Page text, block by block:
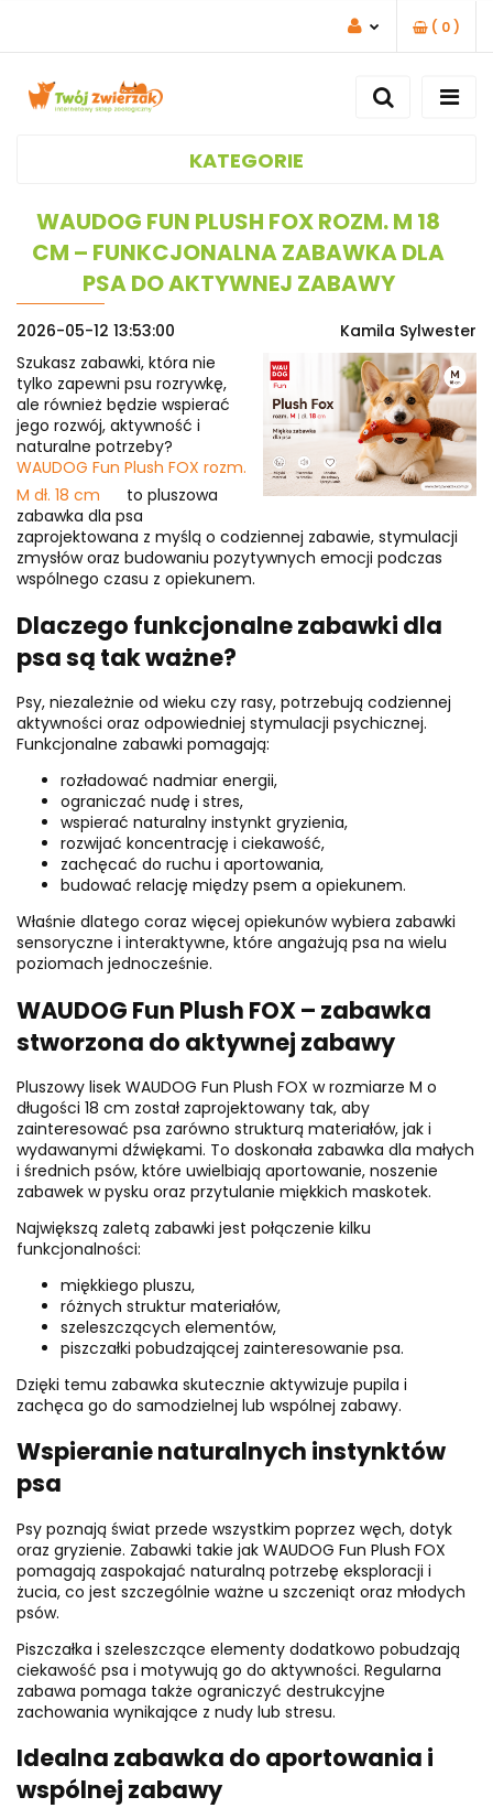
ZALOGUJ SIĘ
( 0 )
KATEGORIE
WAUDOG FUN PLUSH FOX ROZM. M 18
CM – FUNKCJONALNA ZABAWKA DLA
PSA DO AKTYWNEJ ZABAWY
2026-05-12 13:53:00
Kamila Sylwester
Szukasz zabawki, która nie
tylko zapewni psu rozrywkę,
ale również będzie wspierać
jego rozwój, aktywność i
naturalne potrzeby?
WAUDOG Fun Plush FOX rozm.
M dł. 18 cm
to pluszowa
zabawka dla psa
zaprojektowana z myślą o codziennej zabawie, stymulacji
zmysłów oraz budowaniu pozytywnych emocji podczas
wspólnego czasu z opiekunem.
Dlaczego funkcjonalne zabawki dla
psa są tak ważne?
Psy, niezależnie od wieku czy rasy, potrzebują codziennej
aktywności oraz odpowiedniej stymulacji psychicznej.
Funkcjonalne zabawki pomagają:
rozładować nadmiar energii,
ograniczać nudę i stres,
wspierać naturalny instynkt gryzienia,
rozwijać koncentrację i ciekawość,
zachęcać do ruchu i aportowania,
budować relację między psem a opiekunem.
Właśnie dlatego coraz więcej opiekunów wybiera zabawki
sensoryczne i interaktywne, które angażują psa na wielu
poziomach jednocześnie.
WAUDOG Fun Plush FOX – zabawka
stworzona do aktywnej zabawy
Pluszowy lisek WAUDOG Fun Plush FOX w rozmiarze M o
długości 18 cm został zaprojektowany tak, aby
zainteresować psa zarówno strukturą materiałów, jak i
wydawanymi dźwiękami. To doskonała zabawka dla małych
i średnich psów, które uwielbiają aportowanie, noszenie
zabawek w pysku oraz przytulanie miękkich maskotek.
Największą zaletą zabawki jest połączenie kilku
funkcjonalności:
miękkiego pluszu,
różnych struktur materiałów,
szeleszczących elementów,
piszczałki pobudzającej zainteresowanie psa.
Dzięki temu zabawka skutecznie aktywizuje pupila i
zachęca go do samodzielnej lub wspólnej zabawy.
Wspieranie naturalnych instynktów
psa
Psy poznają świat przede wszystkim poprzez węch, dotyk
oraz gryzienie. Zabawki takie jak WAUDOG Fun Plush FOX
pomagają zaspokajać naturalną potrzebę eksploracji i
żucia, co jest szczególnie ważne u szczeniąt oraz młodych
psów.
Piszczałka i szeleszczące elementy dodatkowo pobudzają
ciekawość psa i motywują go do aktywności. Regularna
zabawa pomaga także ograniczyć destrukcyjne
zachowania wynikające z nudy lub stresu.
Idealna zabawka do aportowania i
wspólnej zabawy